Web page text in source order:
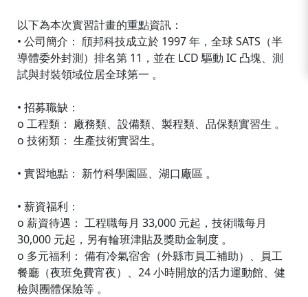
以下為本次實習計畫的重點資訊：
• 公司簡介： 頎邦科技成立於 1997 年，全球 SATS（半
導體委外封測）排名第 11，並在 LCD 驅動 IC 凸塊、測
試與封裝領域位居全球第一 。
• 招募職缺：
o 工程類： 廠務類、設備類、製程類、品保類實習生 。
o 技術類： 生產技術實習生。
• 實習地點： 新竹科學園區、湖口廠區 。
• 薪資福利：
o 薪資待遇： 工程職每月 33,000 元起，技術職每月
30,000 元起，另有輪班津貼及獎助金制度 。
o 多元福利： 備有冷氣宿舍（外縣市員工補助）、員工
餐廳（夜班免費宵夜）、24 小時開放的活力運動館、健
檢與團體保險等 。